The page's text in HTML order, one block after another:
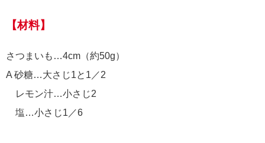
【材料】
さつまいも…4cm（約50g）
A 砂糖…大さじ1と1／2
レモン汁…小さじ2
塩…小さじ1／6